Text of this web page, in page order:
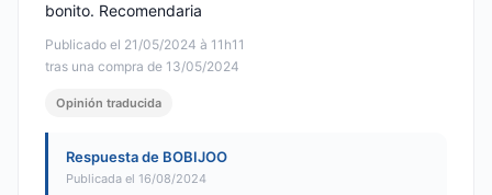
Publicado el 21/05/2024 à 11h11
tras una compra de 13/05/2024
bonito. Recomendaria
Opinión traducida
Respuesta de BOBIJOO
Publicada el 16/08/2024